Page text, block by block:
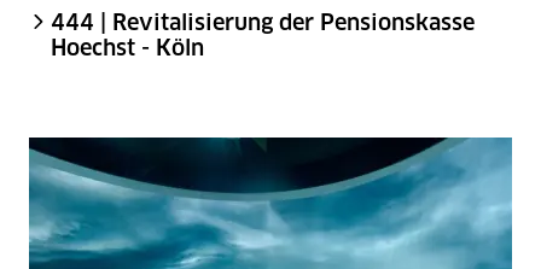
444 | Revitalisierung der Pensionskasse
Hoechst - Köln